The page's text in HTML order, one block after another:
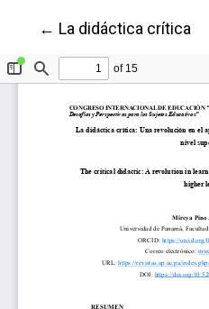
← Volver a los detalles
La didáctica crítica